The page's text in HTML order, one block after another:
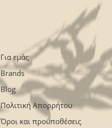
Για εμάς
Brands
Blog
Πολιτική Απορρήτου
Όροι και προϋποθέσεις